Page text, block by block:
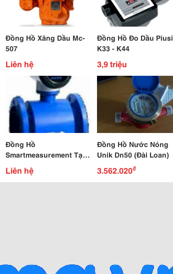
Đồng Hồ Xăng Dầu Mc-
507
Liên hệ
Đồng Hồ Đo Dầu Piusi
K33 - K44
3,9 triệu
Đồng Hồ
Smartmeasurement Tại
Vn
Liên hệ
Đồng Hồ Nước Nóng
Unik Dn50 (Đài Loan)
3.562.020₫